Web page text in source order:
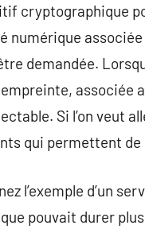
cryptographique
demandée.
associée
Si l’on veut
qui permettent
l’exemple d’un
pouvait durer